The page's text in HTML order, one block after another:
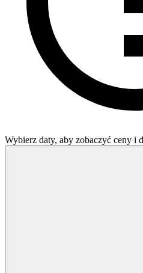
Wybierz daty, aby zobaczyć ceny i